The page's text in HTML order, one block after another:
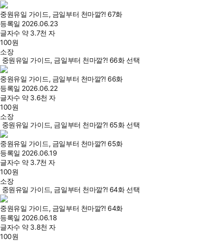
중원유일 가이드, 금일부터 천마깔?! 67화
등록일 2026.06.23
글자수 약 3.7천 자
100원
소장
중원유일 가이드, 금일부터 천마깔?! 66화 선택
중원유일 가이드, 금일부터 천마깔?! 66화
등록일 2026.06.22
글자수 약 3.6천 자
100원
소장
중원유일 가이드, 금일부터 천마깔?! 65화 선택
중원유일 가이드, 금일부터 천마깔?! 65화
등록일 2026.06.19
글자수 약 3.7천 자
100원
소장
중원유일 가이드, 금일부터 천마깔?! 64화 선택
중원유일 가이드, 금일부터 천마깔?! 64화
등록일 2026.06.18
글자수 약 3.8천 자
100원